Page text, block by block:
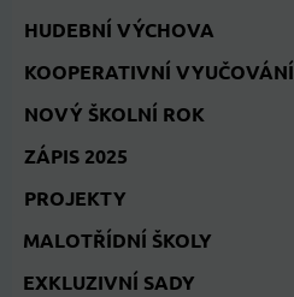
HUDEBNÍ VÝCHOVA
KOOPERATIVNÍ VYUČOVÁNÍ
NOVÝ ŠKOLNÍ ROK
ZÁPIS 2025
PROJEKTY
MALOTŘÍDNÍ ŠKOLY
EXKLUZIVNÍ SADY